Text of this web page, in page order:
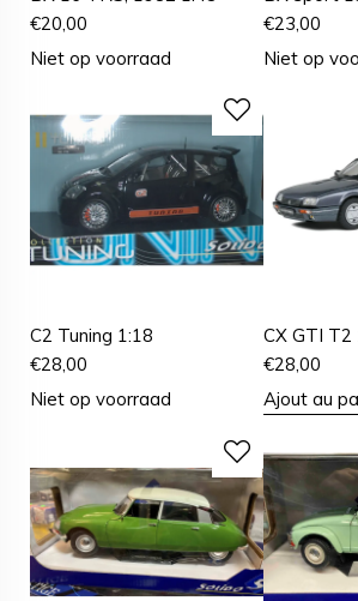
€20,00
Niet op voorraad
€23,00
Niet op
C2 Tuning 1:18
€28,00
Niet op voorraad
CX GTI T2
€28,00
Ajout au